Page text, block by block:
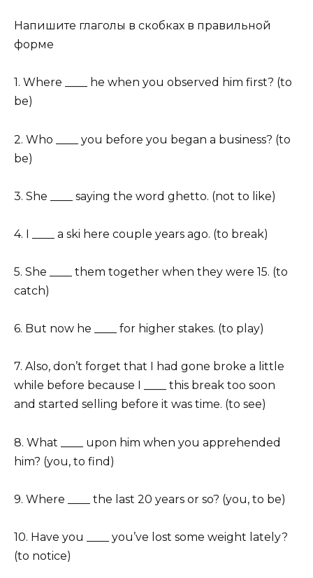
Напишите глаголы в скобках в правильной
форме
1. Where ____ he when you observed him first? (to
be)
2. Who ____ you before you began a business? (to
be)
3. She ____ saying the word ghetto. (not to like)
4. I ____ a ski here couple years ago. (to break)
5. She ____ them together when they were 15. (to
catch)
6. But now he ____ for higher stakes. (to play)
7. Also, don’t forget that I had gone broke a little
while before because I ____ this break too soon
and started selling before it was time. (to see)
8. What ____ upon him when you apprehended
him? (you, to find)
9. Where ____ the last 20 years or so? (you, to be)
10. Have you ____ you’ve lost some weight lately?
(to notice)